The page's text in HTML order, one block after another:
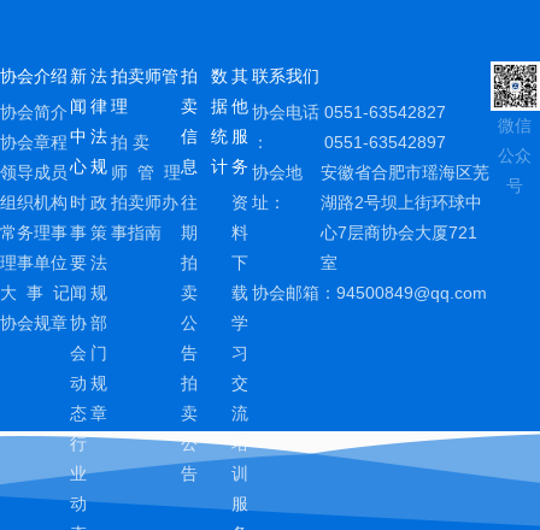
协会介绍
协会简介
协会章程
领导成员
组织机构
常务理事
理事单位
大 事 记
协会规章
新
闻
中
心
时
事
要
闻
协
会
动
态
行
业
动
法
律
法
规
政
策
法
规
部
门
规
章
拍卖师管
理
拍 卖
师 管 理
拍卖师办
事指南
拍
卖
信
息
往
期
拍
卖
公
告
拍
卖
公
告
数
据
统
计
其
他
服
务
资
料
下
载
学
习
交
流
培
训
服
联系我们
协会电话
：
0551-63542827
0551-63542897
协会地
址：
安徽省合肥市瑶海区芜
湖路2号坝上街环球中
心7层商协会大厦721
室
协会邮箱： 94500849@qq.com
微信
公众
号